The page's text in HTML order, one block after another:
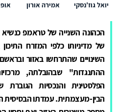
יואל גוז'נסקי אמירה אורון
הכהונה השנייה של טראמפ כנשיא
של מדיניותו כלפי המזרח
השינויים שהתרחשו באזור
ההתנגדות" שבהובלתה,
הפלסטינית והנכסיות
הבין-מעצמתית. עמדתו הבסיסית